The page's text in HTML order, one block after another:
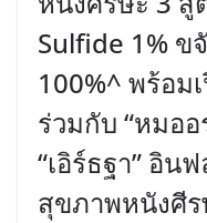
Sulfide 1% ข
100%^ พร้อม
ร่วมกับ “หมออ
“เอิร์ธฐา” อิ
สุขภาพหนังศี